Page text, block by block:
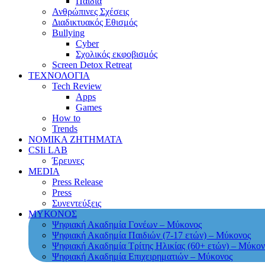
Ανθρώπινες Σχέσεις
Διαδικτυακός Εθισμός
Bullying
Cyber
Σχολικός εκφοβισμός
Screen Detox Retreat
ΤΕΧΝΟΛΟΓΙΑ
Tech Review
Apps
Games
How to
Trends
ΝΟΜΙΚΑ ΖΗΤΗΜΑΤΑ
CSIi LAB
Έρευνες
MEDIA
Press Release
Press
Συνεντεύξεις
ΜΥΚΟΝΟΣ
Ψηφιακή Ακαδημία Γονέων – Μύκονος
Ψηφιακή Ακαδημία Παιδιών (7-17 ετών) – Μύκονος
Ψηφιακή Ακαδημία Τρίτης Ηλικίας (60+ ετών) –
Ψηφιακή Ακαδημία Επιχειρηματιών – Μύκονος